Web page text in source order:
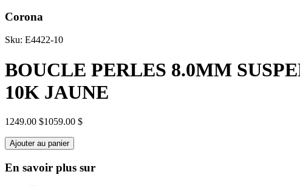
Corona
Sku: E4422-10
BOUCLE PERLES 8.0MM
10K JAUNE
1249.00 $1059.00 $
Ajouter au panier
En savoir plus sur